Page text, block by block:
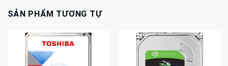
SẢN PHẨM TƯƠNG TỰ